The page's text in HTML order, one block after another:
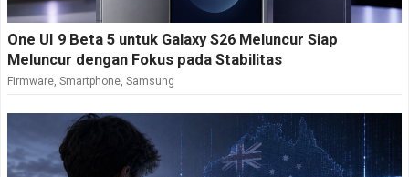
One UI 9 Beta 5 untuk Galaxy S26 Meluncur Siap
Meluncur dengan Fokus pada Stabilitas
Firmware, Smartphone, Samsung